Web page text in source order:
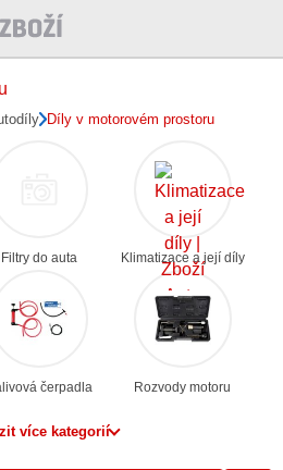
Díly v motorovém prostoru
Filtry do auta Klimatizace a její díly
čerpadla Rozvody motoru
více kategorií